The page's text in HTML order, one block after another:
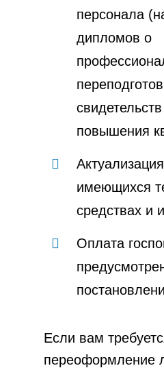
персонала
дипломов о
повышения
имеющихся
средствах и
Оплата
Если вам
переоформление